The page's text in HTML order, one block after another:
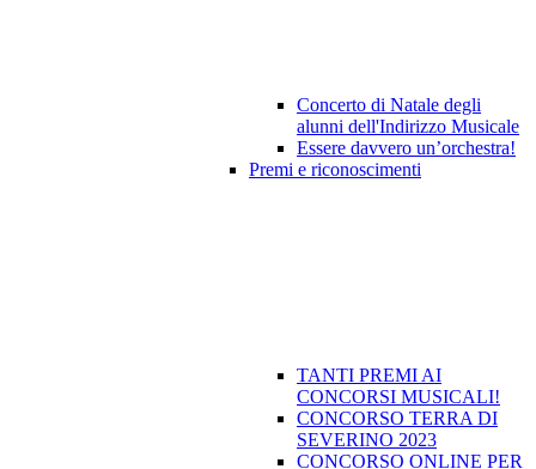
Concerto di Natale degli
alunni dell'Indirizzo Musicale
Essere davvero un’orchestra!
Premi e riconoscimenti
TANTI PREMI AI
CONCORSI MUSICALI!
CONCORSO TERRA DI
SEVERINO 2023
CONCORSO ONLINE PER